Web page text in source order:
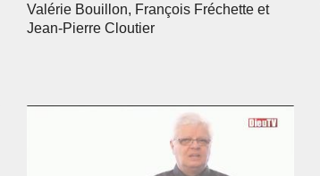
Valérie Bouillon, François Fréchette et
Jean-Pierre Cloutier